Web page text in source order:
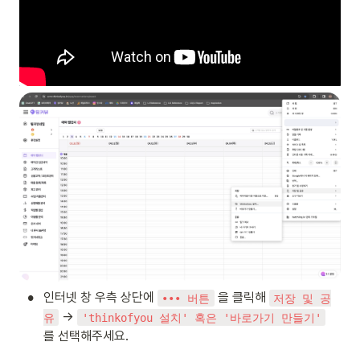
• 인터넷 창 우측 상단에 ••• 버튼 을 클릭해
저장 및 공
유
→ 'thinkofyou 설치' 혹은 '바로가기 만들기'
를 선택해주세요.